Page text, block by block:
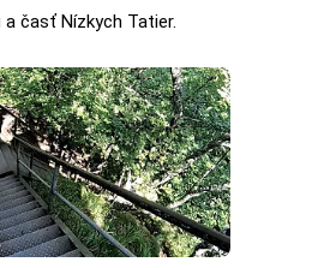
časť Nízkych Tatier.